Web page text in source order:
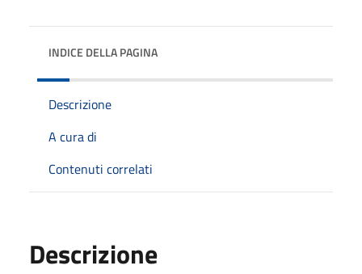
INDICE DELLA PAGINA
Descrizione
A cura di
Contenuti correlati
Descrizione